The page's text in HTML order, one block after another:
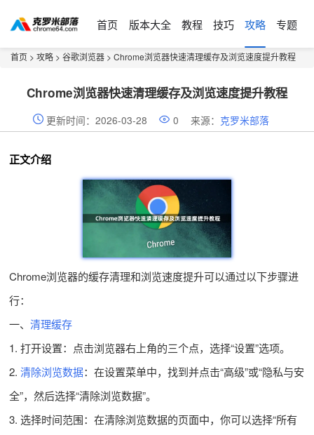
首页 版本大全 教程 技巧 攻略 专题
首页 > 攻略 > 谷歌浏览器 > Chrome浏览器快速清理缓存及浏览速度提升教程
Chrome浏览器快速清理缓存及浏览速度提升教程
更新时间：2026-03-28 0 来源： 克罗米部落
正文介绍
Chrome浏览器的缓存清理和浏览速度提升可以通过以下步骤进
行：
一、 清理缓存
1. 打开设置：点击浏览器右上角的三个点，选择“设置”选项。
2. 清除浏览数据：在设置菜单中，找到并点击“高级”或“隐私与安
全”，然后选择“清除浏览数据”。
3. 选择时间范围：在清除浏览数据的页面中，你可以选择“所有